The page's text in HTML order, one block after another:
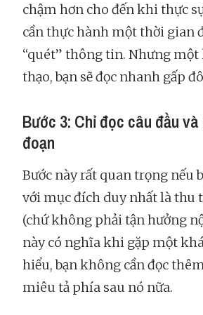
chậm hơn cho đến khi thực
cần thực hành một thời gian
“quét” thông tin. Nhưng
thạo, bạn sẽ đọc nhanh gấp
Bước 3: Chỉ đọc câu đầu
đoạn
Bước này rất quan trọng nếu
với mục đích duy nhất là thu
(chứ không phải tận hưởng
này có nghĩa khi gặp một
hiểu, bạn không cần đọc
miêu tả phía sau nó nữa.